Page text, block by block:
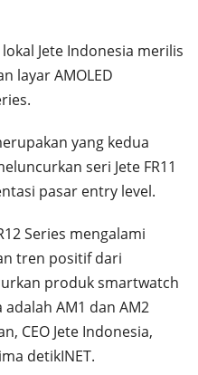
Jete Indonesia merilis
layar AMOLED
yang kedua
seri Jete FR11
pasar entry level.
Series mengalami
tren positif dari
produk smartwatch
AM1 dan AM2
CEO Jete Indonesia,
detikINET.